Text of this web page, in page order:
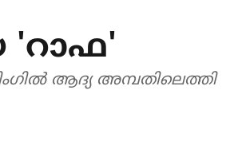
'റാഫ'
ആദ്യ അമ്പതിലെത്തി